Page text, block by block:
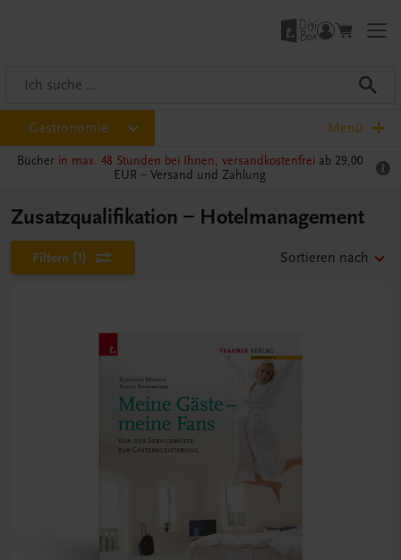
Gastronomie Menü
Bücher in max. 48 Stunden bei Ihnen, versandkostenfrei ab 29,00
EUR – Versand und Zahlung
Zusatzqualifikation – Hotelmanagement
Filtern (1) Sortieren nach